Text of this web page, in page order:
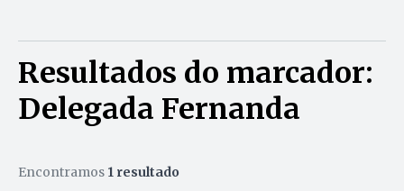
Resultados do marcador:
Delegada Fernanda
Encontramos 1 resultado